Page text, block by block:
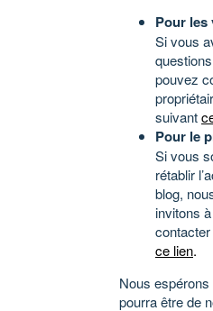
Pour
Si vous
pouvez
suivant
Pour le
Si vous
rétablir
blog,
invitons
ce lien.
Nous
pourra être de